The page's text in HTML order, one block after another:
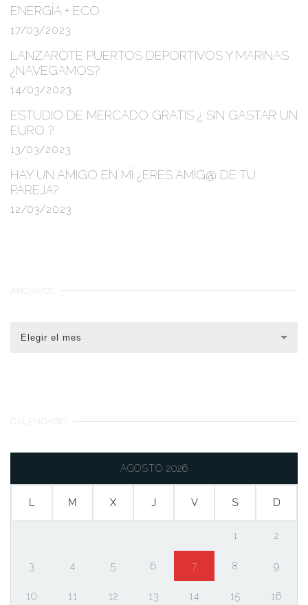
ENERGÍA + ECO
17/03/2023
LANZAROTE PUERTOS DEPORTIVOS Y MARINAS
¿NAVEGAMOS?
14/03/2023
ESTUDIO DE MERCADO GRATIS ¿ SIN GASTAR UN
EURO ?
13/03/2023
HAY UN AMIGO EN MÍ ¿ERES AMIG@ DE TU
PAREJA?
12/03/2023
ARCHIVOS
Elegir el mes
CALENDARIO
AGOSTO 2026
L M X J V S D
1 2
3 4 5 6 7 8 9
10 11 12 13 14 15 16